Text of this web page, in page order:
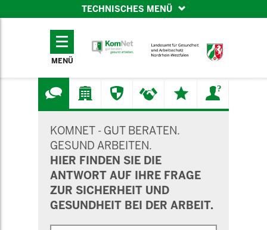
TECHNISCHES MENÜ
TECHNISCHES
MENÜ
KOMNET - GUT BERATEN.
GESUND ARBEITEN.
HIER FINDEN SIE DIE
ANTWORT AUF IHRE FRAGE
ZUR SICHERHEIT UND
GESUNDHEIT BEI DER ARBEIT.